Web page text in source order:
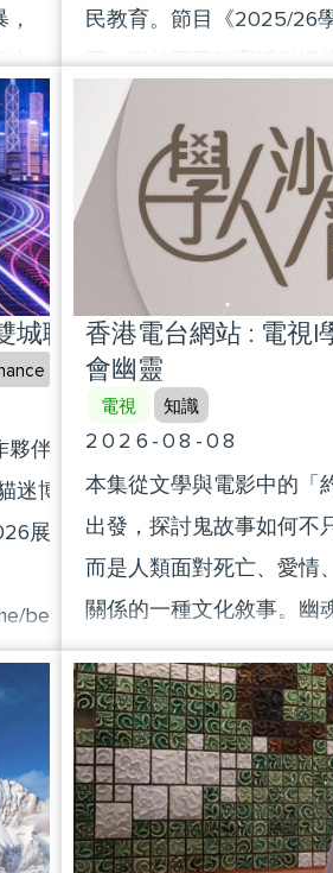
夫
舅
民教育。節目《2025/26
國」聯校國民教育活動巡
集走訪多個由教育局聯同
局、中華基督教會香港區
堂、天主教香港教區、香
津貼中學議會、香港直接
香港資助小學校長會和津
的「心繫家國」聯校國民
眾一起了解學生如何透過
識中華文化，厚植家國情
在七月進入尾聲，讓嘉賓
一同回顧過去一年的活動
果，同時慶祝香港回歸祖
子。
城聯動 8月8日
夥伴第一財經和嘉
迷博覽會展現「寵
展示小型遊戲開
betweentwocities
即下載「香港電
節目︰
播通知 #雙城聯動
香港電台網站 : 電視|
會幽靈
電視 知識
2026-08-08
本集從文學與電影中的「
出發，探討鬼故事如何不
而是人類面對死亡、愛情
關係的一種文化敘事。幽
的怪物，而是冤屈、執念
化身。內容會比較東西方
異，並延伸到當代約會文
情感懸置，追問：我們害
還是那些無法真正結束的
米哈(作家) 黃仲遠(註冊組